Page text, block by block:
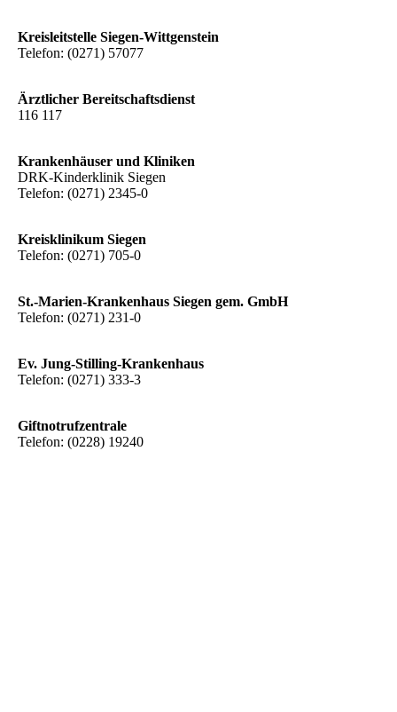
Kreisleitstelle Siegen-Wittgenstein
Telefon: (0271) 57077
Ärztlicher Bereitschaftsdienst
116 117
Krankenhäuser und Kliniken
DRK-Kinderklinik Siegen
Telefon: (0271) 2345-0
Kreisklinikum Siegen
Telefon: (0271) 705-0
St.-Marien-Krankenhaus Siegen gem. GmbH
Telefon: (0271) 231-0
Ev. Jung-Stilling-Krankenhaus
Telefon: (0271) 333-3
Giftnotrufzentrale
Telefon: (0228) 19240